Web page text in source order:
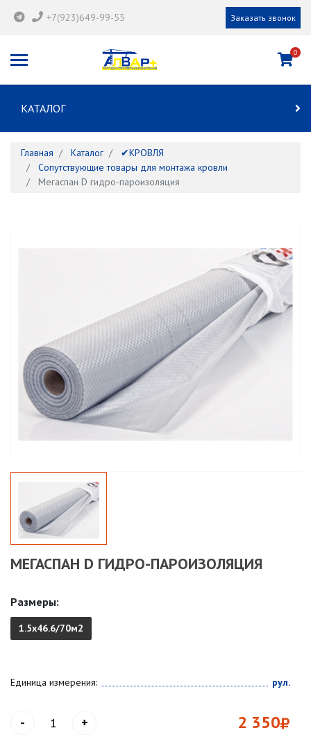
+7(923)649-99-55 Заказать звонок
0
КАТАЛОГ
Главная Каталог
✔КРОВЛЯ
Сопутствующие товары для монтажа кровли
Мегаспан D гидро-пароизоляция
МЕГАСПАН D ГИДРО-ПАРОИЗОЛЯЦИЯ
Размеры:
1.5х46.6/70м2
Единица измерения: рул.
- + 2 350